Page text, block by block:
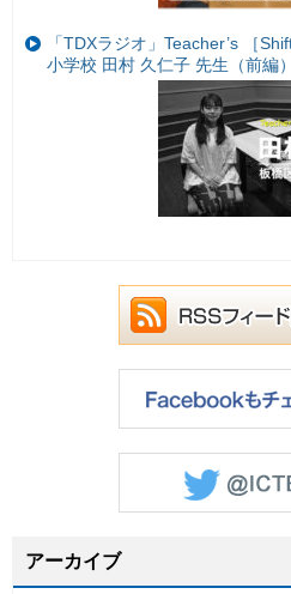
「TDXラジオ」Teacher’s ［
小学校 田村 久仁子 先生（前編
アーカイブ